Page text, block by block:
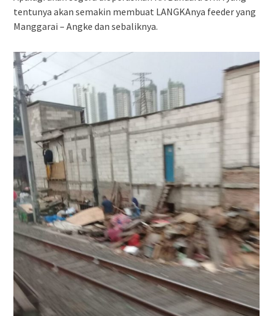
tentunya akan semakin membuat LANGKAnya feeder yang
Manggarai – Angke dan sebaliknya.